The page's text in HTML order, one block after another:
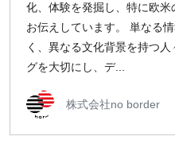
化、体験を発掘し、特に欧
お伝えしています。 単なる
く、異なる文化背景を持つ
グを大切にし、デ...
株式会社no border